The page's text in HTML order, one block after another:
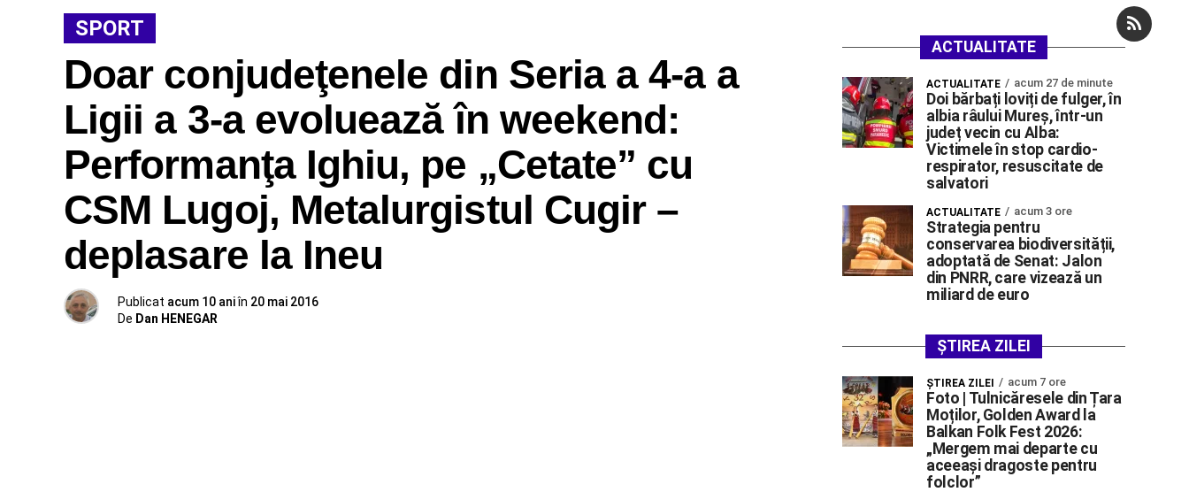
SPORT
Doar conjudeţenele din Seria a 4-a a
Ligii a 3-a evoluează în weekend:
Performanţa Ighiu, pe „Cetate” cu
CSM Lugoj, Metalurgistul Cugir –
deplasare la Ineu
Publicat acum 10 aniîn 20 mai 2016
De Dan HENEGAR
ACTUALITATE
ACTUALITATE acum 27 de minute
Doi bărbați loviți de fulger, în
albia râului Mureș, într-un
județ vecin cu Alba:
Victimele în stop cardio-
respirator, resuscitate de
salvatori
ACTUALITATE acum 3 ore
Strategia pentru
conservarea biodiversității,
adoptată de Senat: Jalon
din PNRR, care vizează un
miliard de euro
ȘTIREA ZILEI
ŞTIREA ZILEI acum 7 ore
Foto | Tulnicăresele din Țara
Moților, Golden Award la
Balkan Folk Fest 2026:
„Mergem mai departe cu
aceeași dragoste pentru
folclor”